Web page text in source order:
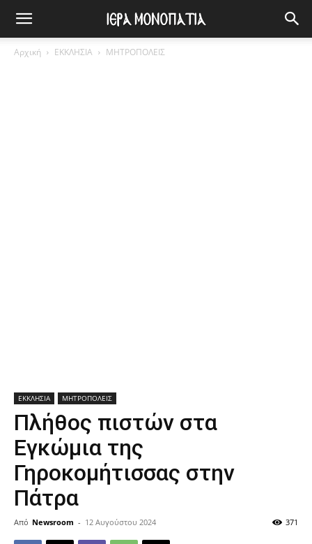
Αρχική ΕΚΚΛΗΣΙΑ ΜΗΤΡΟΠΟΛΕΙΣ
ΕΚΚΛΗΣΙΑ ΜΗΤΡΟΠΟΛΕΙΣ
Πλήθος πιστών στα
Εγκώμια της
Γηροκομήτισσας στην
Πάτρα
Από Newsroom - 12 Αυγούστου 2024 371